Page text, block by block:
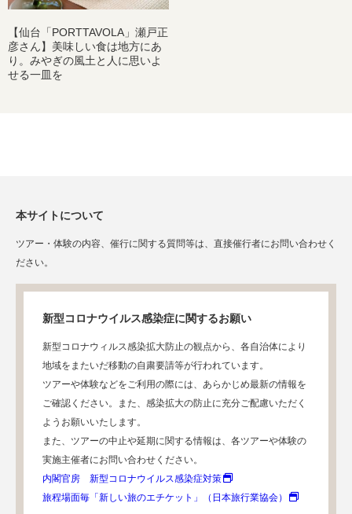
【仙台「PORTTAVOLA」瀬戸正
彦さん】美味しい食は地方にあ
り。みやぎの風土と人に思いよ
せる一皿を
本サイトについて
ツアー・体験の内容、催行に関する質問等は、直接催行者にお問い合わせく
ださい。
新型コロナウイルス感染症に関するお願い
新型コロナウィルス感染拡大防止の観点から、各自治体により
地域をまたいだ移動の自粛要請等が行われています。
ツアーや体験などをご利用の際には、あらかじめ最新の情報を
ご確認ください。また、感染拡大の防止に充分ご配慮いただく
ようお願いいたします。
また、ツアーの中止や延期に関する情報は、各ツアーや体験の
実施主催者にお問い合わせください。
内閣官房 新型コロナウイルス感染症対策
旅程場面毎「新しい旅のエチケット」（日本旅行業協会）